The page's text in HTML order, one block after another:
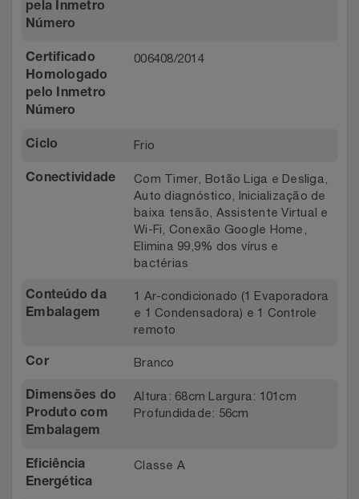
pela Inmetro
Número
Certificado
Homologado
pelo Inmetro
Número
006408/2014
Ciclo Frio
Conectividade
Com Timer, Botão Liga e Desliga,
Auto diagnóstico, Inicialização de
baixa tensão, Assistente Virtual e
Wi-Fi, Conexão Google Home,
Elimina 99,9% dos vírus e
bactérias
Conteúdo da
Embalagem
1 Ar-condicionado (1 Evaporadora
e 1 Condensadora) e 1 Controle
remoto
Cor Branco
Dimensões do
Produto com
Embalagem
Altura: 68cm Largura: 101cm
Profundidade: 56cm
Eficiência
Energética
Classe A